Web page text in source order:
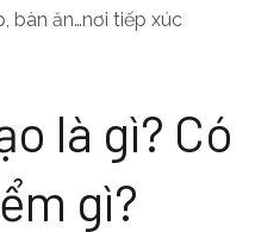
bàn ăn…nơi tiếp xúc
là gì? Có
gì?